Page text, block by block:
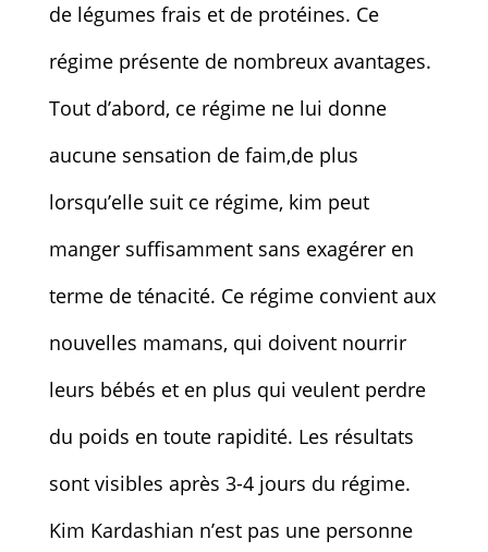
de légumes frais et de protéines. Ce
régime présente de nombreux avantages.
Tout d’abord, ce régime ne lui donne
aucune sensation de faim,de plus
lorsqu’elle suit ce régime, kim peut
manger suffisamment sans exagérer en
terme de ténacité. Ce régime convient aux
nouvelles mamans, qui doivent nourrir
leurs bébés et en plus qui veulent perdre
du poids en toute rapidité. Les résultats
sont visibles après 3-4 jours du régime.
Kim Kardashian n’est pas une personne